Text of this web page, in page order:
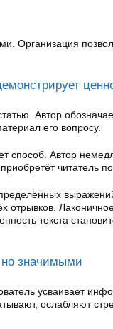
Организация
Автор
его вопросу.
способ. Автор
читатель
текста
значимыми
усваивает
ослабляют